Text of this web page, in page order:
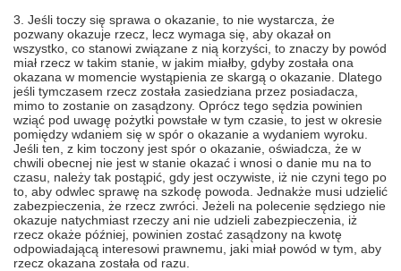
3. Jeśli toczy się sprawa o okazanie, to nie wystarcza, że
pozwany okazuje rzecz, lecz wymaga się, aby okazał on
wszystko, co stanowi związane z nią korzyści, to znaczy by powód
miał rzecz w takim stanie, w jakim miałby, gdyby została ona
okazana w momencie wystąpienia ze skargą o okazanie. Dlatego
jeśli tymczasem rzecz została zasiedziana przez posiadacza,
mimo to zostanie on zasądzony. Oprócz tego sędzia powinien
wziąć pod uwagę pożytki powstałe w tym czasie, to jest w okresie
pomiędzy wdaniem się w spór o okazanie a wydaniem wyroku.
Jeśli ten, z kim toczony jest spór o okazanie, oświadcza, że w
chwili obecnej nie jest w stanie okazać i wnosi o danie mu na to
czasu, należy tak postąpić, gdy jest oczywiste, iż nie czyni tego po
to, aby odwlec sprawę na szkodę powoda. Jednakże musi udzielić
zabezpieczenia, że rzecz zwróci. Jeżeli na polecenie sędziego nie
okazuje natychmiast rzeczy ani nie udzieli zabezpieczenia, iż
rzecz okaże później, powinien zostać zasądzony na kwotę
odpowiadającą interesowi prawnemu, jaki miał powód w tym, aby
rzecz okazana została od razu.